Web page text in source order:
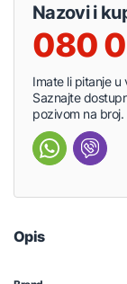
Nazovi i
080
Imate li pitanje
Saznajte
pozivom na broj.
Opis